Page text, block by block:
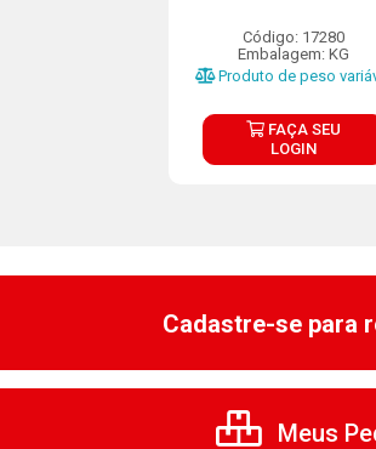
Código: 17280
Embalagem: KG
Produto de peso
FAÇA SEU
LOGIN
Cadastre-se para
Meus